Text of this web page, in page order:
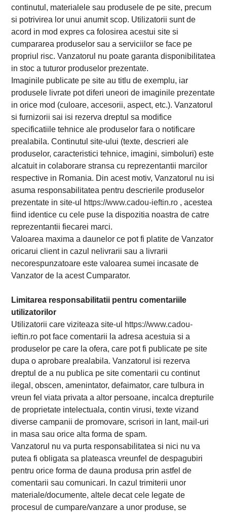
continutul, materialele sau produsele de pe site, precum
si potrivirea lor unui anumit scop. Utilizatorii sunt de
acord in mod expres ca folosirea acestui site si
cumpararea produselor sau a serviciilor se face pe
propriul risc. Vanzatorul nu poate garanta disponibilitatea
in stoc a tuturor produselor prezentate.
Imaginile publicate pe site au titlu de exemplu, iar
produsele livrate pot diferi uneori de imaginile prezentate
in orice mod (culoare, accesorii, aspect, etc.). Vanzatorul
si furnizorii sai isi rezerva dreptul sa modifice
specificatiile tehnice ale produselor fara o notificare
prealabila. Continutul site-ului (texte, descrieri ale
produselor, caracteristici tehnice, imagini, simboluri) este
alcatuit in colaborare stransa cu reprezentantii marcilor
respective in Romania. Din acest motiv, Vanzatorul nu isi
asuma responsabilitatea pentru descrierile produselor
prezentate in site-ul https://www.cadou-ieftin.ro , acestea
fiind identice cu cele puse la dispozitia noastra de catre
reprezentantii fiecarei marci.
Valoarea maxima a daunelor ce pot fi platite de Vanzator
oricarui client in cazul nelivrarii sau a livrarii
necorespunzatoare este valoarea sumei incasate de
Vanzator de la acest Cumparator.
Limitarea responsabilitatii pentru comentariile
utilizatorilor
Utilizatorii care viziteaza site-ul https://www.cadou-
ieftin.ro pot face comentarii la adresa acestuia si a
produselor pe care la ofera, care pot fi publicate pe site
dupa o aprobare prealabila. Vanzatorul isi rezerva
dreptul de a nu publica pe site comentarii cu continut
ilegal, obscen, amenintator, defaimator, care tulbura in
vreun fel viata privata a altor persoane, incalca drepturile
de proprietate intelectuala, contin virusi, texte vizand
diverse campanii de promovare, scrisori in lant, mail-uri
in masa sau orice alta forma de spam.
Vanzatorul nu va purta responsabilitatea si nici nu va
putea fi obligata sa plateasca vreunfel de despagubiri
pentru orice forma de dauna produsa prin astfel de
comentarii sau comunicari. In cazul trimiterii unor
materiale/documente, altele decat cele legate de
procesul de cumpare/vanzare a unor produse, se